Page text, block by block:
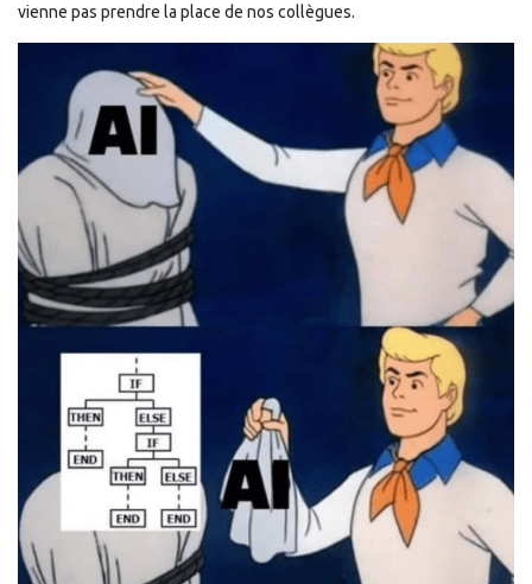
vienne pas prendre la place de nos collègues.